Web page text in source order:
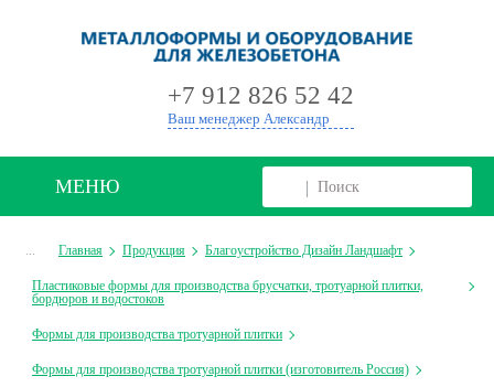
+7 912 826 52 42
Ваш менеджер Александр
МЕНЮ
... Главная Продукция Благоустройство Дизайн Ландшафт
Пластиковые формы для производства брусчатки, тротуарной плитки,
бордюров и водостоков
Формы для производства тротуарной плитки
Формы для производства тротуарной плитки (изготовитель Россия)